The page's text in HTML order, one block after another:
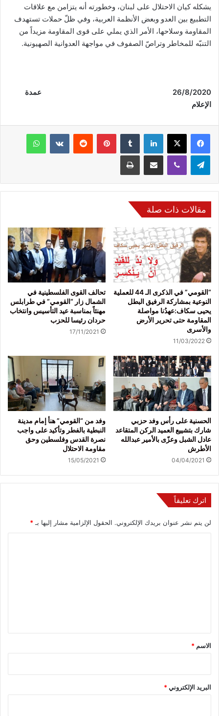
يشكله كيان الاحتلال على لبنان، وخطورته أنه يتزامن مع علاقات
التطبيع بين العدو وبعض الأنظمة العربية، وفي ظلّ حملات تستهدف
المقاومة وسلاحها، الأمر الذي يملي على قوى المقاومة مزيداً من
التنبّه للمخاطر وتراصّ الصفوف في مواجهة العدوانية الصهيونية.
26/8/2020
عمدة
الإعلام
فيسبوك لينكدإن بينتيريست
مقالات ذات صلة
“القومي” في الذكرى الـ 44 للعملية
النوعية بمشاركة الرفيق البطل
يحيى سكاف:عهدُنا مواصلة
المقاومة حتى تحرير الأرض
والأسرى
11/03/2022
تحالف القوى الفلسطينية في
الشمال زار “القومي” في طرابلس
مهنئاً بمناسبة عيد التأسيس وانتخاب
حردان رئيسا للحزب
17/11/2021
الحسنية على رأس وفد حزبي
شارك بتشييع العميد الركن المتقاعد
عادل الشبل وعزّى بالأمير عبدالله
الأطرش
04/04/2021
وفد من “القومي” هنأ إمام مدينة
النبطية بالفطر وتأكيد على واجب
نصرة القدس وفلسطين وحق
مقاومة الاحتلال
15/05/2021
اترك تعليقاً
لن يتم نشر عنوان بريدك الإلكتروني. الحقول الإلزامية مشار إليها بـ *
*
الاسم *
البريد الإلكتروني*